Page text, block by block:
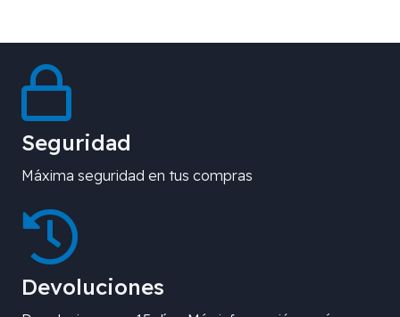
Seguridad
Máxima seguridad en tus compras
Devoluciones